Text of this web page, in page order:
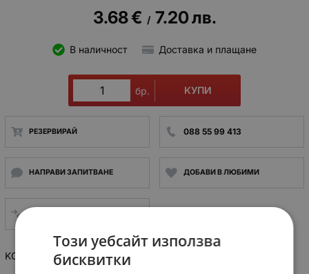
3.68€ / 7.20лв.
В наличност Доставка и плащане
бр. КУПИ
РЕЗЕРВИРАЙ 088 55 99 413
НАПРАВИ ЗАПИТВАНЕ ДОБАВИ В ЛЮБИМИ
KOPP Клемна скоба ISO с клемен винт diam, 6-16mm, 10бр.
Този уебсайт използва
бисквитки